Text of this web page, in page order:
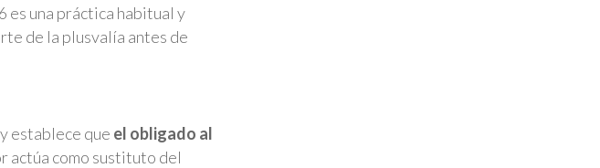
una práctica habitual y
de la plusvalía antes de
establece que el obligado al
actúa como sustituto del